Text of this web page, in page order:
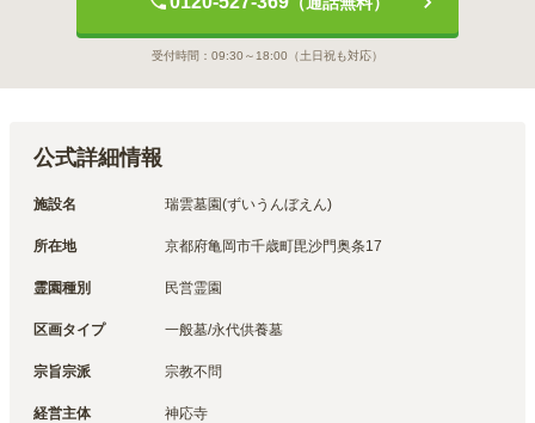
受付時間： 09:30～18:00 （土日祝も対応）
公式詳細情報
施設名 瑞雲墓園(ずいうんぼえん)
所在地 京都府亀岡市千歳町毘沙門奥条17
霊園種別 民営霊園
区画タイプ 一般墓/永代供養墓
宗旨宗派 宗教不問
経営主体 神応寺